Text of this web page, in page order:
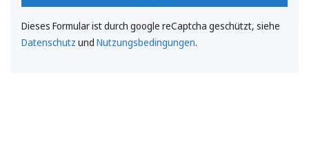
Dieses Formular ist durch google reCaptcha geschützt, siehe
Datenschutz und Nutzungsbedingungen.